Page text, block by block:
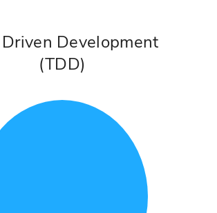
Development
(TDD)